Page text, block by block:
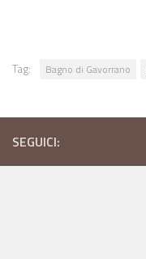
Tag: Bagno di Gavorrano
SEGUICI: